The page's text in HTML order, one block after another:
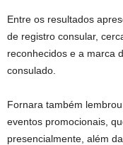
Entre os resultados
de registro consular,
reconhecidos e a marca
consulado.
Fornara também
eventos promocionais,
presencialmente, além